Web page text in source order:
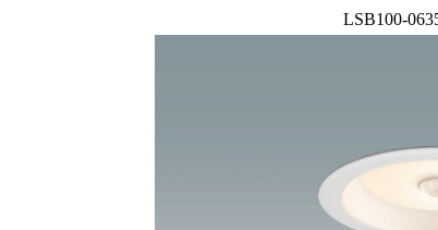
LSB100-